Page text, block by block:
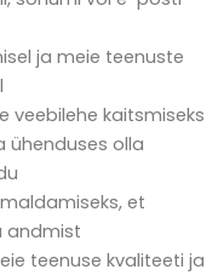
ja meie teenuste
veebilehe kaitsmiseks
ühenduses olla
et
andmist
teenuse kvaliteeti ja